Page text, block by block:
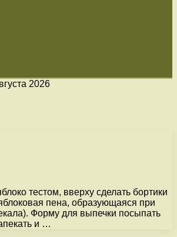
2026
тестом, вверху сделать бортики
пена, образующаяся при
Форму для выпечки посыпать
и …